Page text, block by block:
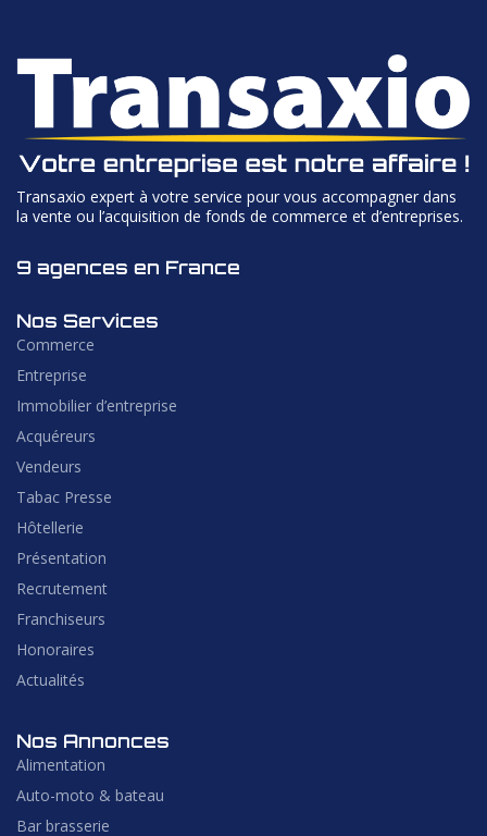
Transaxio expert à votre service pour vous accompagner dans
la vente ou l’acquisition de fonds de commerce et d’entreprises.
9 agences en France
Nos Services
Commerce
Entreprise
Immobilier d’entreprise
Acquéreurs
Vendeurs
Tabac Presse
Hôtellerie
Présentation
Recrutement
Franchiseurs
Honoraires
Actualités
Nos Annonces
Alimentation
Auto-moto & bateau
Bar brasserie